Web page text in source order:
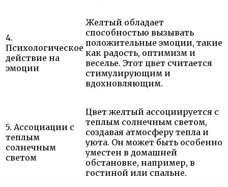
4.
Психологическое
действие на
эмоции
Желтый обладает
способностью вызывать
положительные эмоции, такие
как радость, оптимизм и
веселье. Этот цвет считается
стимулирующим и
вдохновляющим.
5. Ассоциации с
теплым
солнечным
светом
Цвет желтый ассоциируется с
теплым солнечным светом,
создавая атмосферу тепла и
уюта. Он может быть особенно
уместен в домашней
обстановке, например, в
гостиной или спальне.